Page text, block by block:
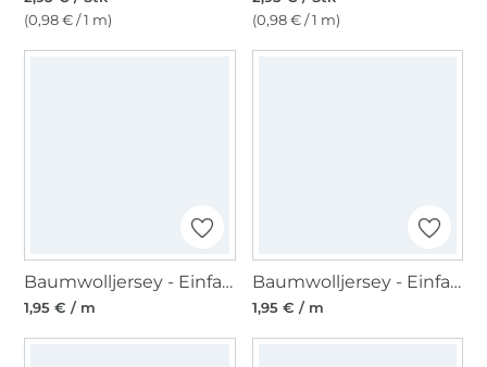
(0,98 € / 1 m)
(0,98 € / 1 m)
Baumwolljersey - Einfassband quer, rostrot
1,95 € / m
Baumwolljersey - Einfassband quer, oliv
1,95 € / m